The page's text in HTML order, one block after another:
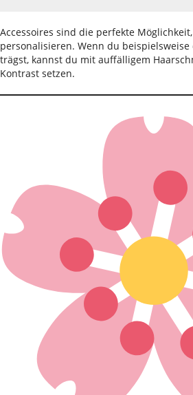
Accessoires sind die perfekte
personalisieren. Wenn du
trägst, kannst du mit auffälligem
Kontrast setzen.